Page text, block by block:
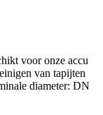
voor onze accu
van tapijten
diameter: DN